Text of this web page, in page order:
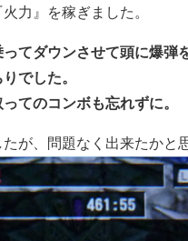
力』を稼ぎました。
てダウンさせて頭に爆弾
でした。
てのコンボも忘れずに。
が、問題なく出来たかと